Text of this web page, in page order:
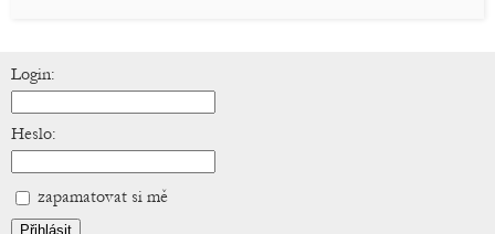
Login:
Heslo:
zapamatovat si mě